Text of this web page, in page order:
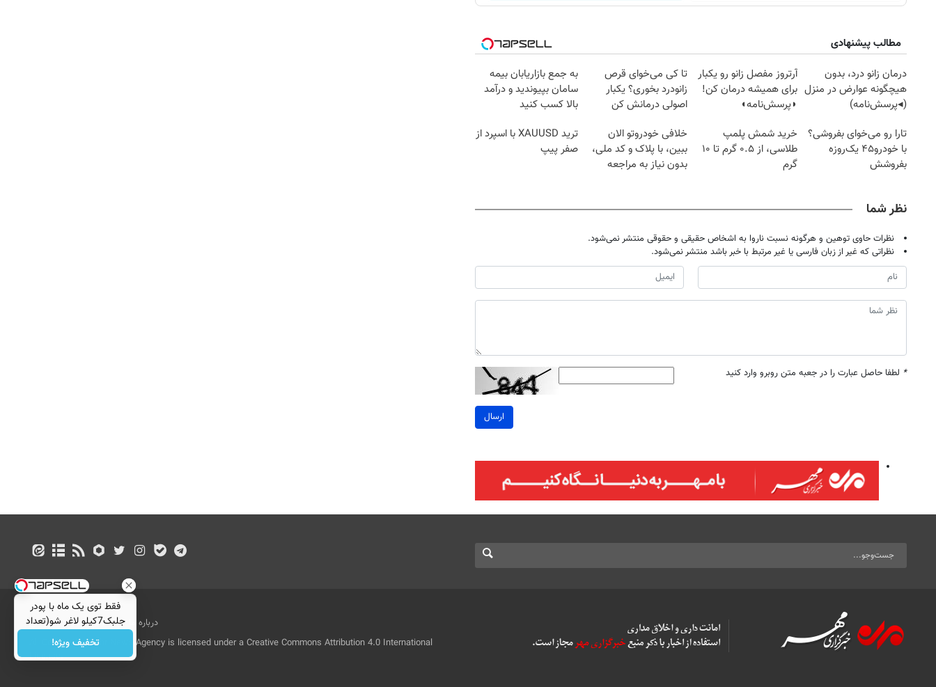
مطالب پیشنهادی
درمان زانو درد، بدون
هیچگونه عوارض در منزل
(◂پرسش‌نامه)
آرتروز مفصل زانو رو یکبار
برای همیشه درمان کن!
◗پرسش‌نامه◖
تا کی می‌خوای قرص
زانودرد بخوری؟ یکبار
اصولی درمانش کن
به جمع بازاریابان بیمه
سامان بپیوندید و درآمد
بالا کسب کنید
تارا رو می‌خوای بفروشی؟
با خودرو۴۵ یک‌روزه
بفروشش
خرید شمش پلمپ
طلاسی، از ۰.۵ گرم تا ۱۰
گرم
خلافی خودروتو الان
ببین، با پلاک و کد ملی،
بدون نیاز به مراجعه
ترید XAUUSD با اسپرد از
صفر پیپ
نظر شما
نظرات حاوی توهین و هرگونه نسبت ناروا به اشخاص حقیقی و حقوقی منتشر نمی‌شود.
نظراتی که غیر از زبان فارسی یا غیر مرتبط با خبر باشد منتشر نمی‌شود.
* لطفا حاصل عبارت را در جعبه متن روبرو وارد کنید
ارسال
درباره ما تماس با ما
بازرگانی
All Content by Mehr News Agency is licensed under a Creative Commons Attribution 4.0 International
License.
فقط توی یک ماه با پودر
جلبک7کیلو لاغر شو(تعداد
محدود)
تخفیف ویژه!